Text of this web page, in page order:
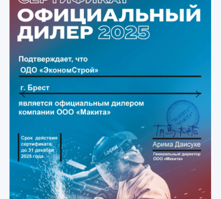
Previous Next